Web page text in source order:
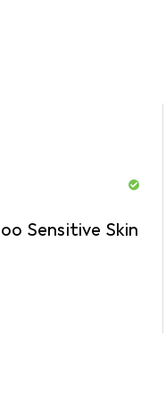
Sensitive Skin